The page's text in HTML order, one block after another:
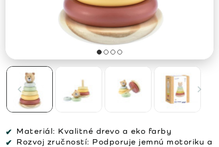
Materiál: Kvalitné drevo a eko farby
Rozvoj zručností: Podporuje jemnú motoriku a